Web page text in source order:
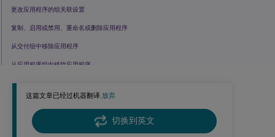
这篇文章已经过机器翻译.放弃
切换到英文
更改应用程序的组关联设置
复制、启用或禁用、重命名或删除应用程序
从交付组中移除应用程序
从应用程序组中移除应用程序
更改应用程序属性
配置应用程序限制
将参数传递给已发布的应用程序